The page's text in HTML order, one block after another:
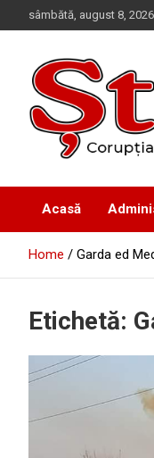
to
sâmbătă, august 8, 2026
Ziarul
Acasă
Home Garda ed
Etichetă: